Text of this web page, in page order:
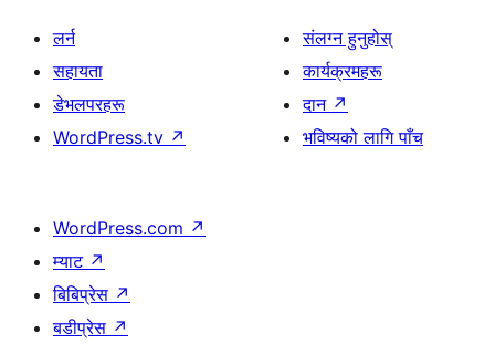
लर्न
सहायता
डेभलपरहरू
WordPress.tv ↗
संलग्न हुनुहोस्
कार्यक्रमहरू
दान ↗
भविष्यको लागि पाँच
WordPress.com ↗
म्याट ↗
बिबिप्रेस ↗
बडीप्रेस ↗